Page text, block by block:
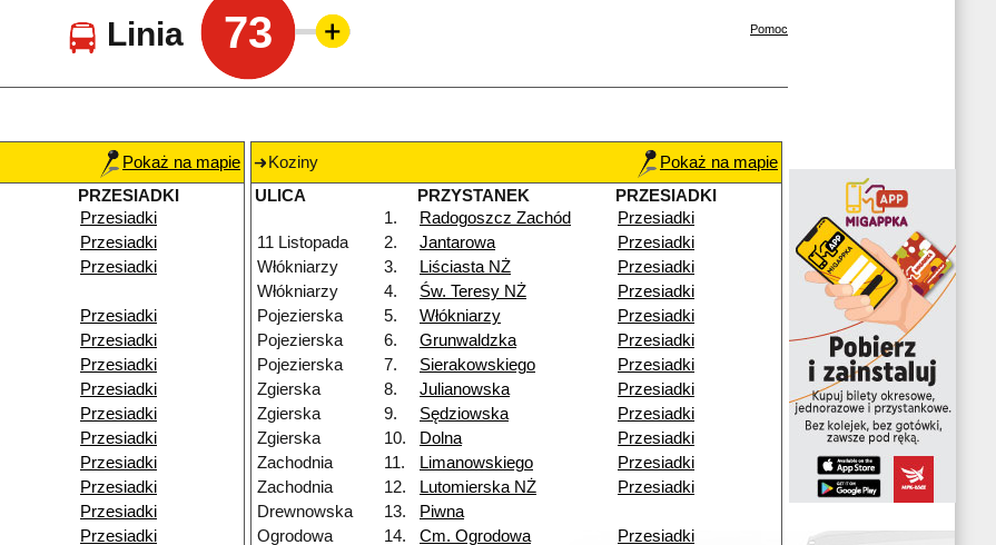
Linia 73 Pomoc
Pokaż na mapie
PRZESIADKI
Przesiadki
Przesiadki
Przesiadki
Przesiadki
Przesiadki
Przesiadki
Przesiadki
Przesiadki
Przesiadki
Przesiadki
Przesiadki
Przesiadki
Przesiadki
Koziny
Pokaż na mapie
ULICA
PRZYSTANEK
PRZESIADKI
1.
Radogoszcz Zachód
Przesiadki
11 Listopada
2. Jantarowa
Przesiadki
Włókniarzy
3. Liściasta NŻ
Przesiadki
Włókniarzy
4. Św. Teresy NŻ
Przesiadki
Pojezierska
5. Włókniarzy
Przesiadki
Pojezierska
6. Grunwaldzka
Przesiadki
Pojezierska
7. Sierakowskiego
Przesiadki
Zgierska
8. Julianowska
Przesiadki
Zgierska
9. Sędziowska
Przesiadki
Zgierska
10. Dolna
Przesiadki
Zachodnia
11. Limanowskiego
Przesiadki
Zachodnia
12. Lutomierska NŻ
Przesiadki
Drewnowska
13.
Piwna
Ogrodowa
14. Cm. Ogrodowa Przesiadki